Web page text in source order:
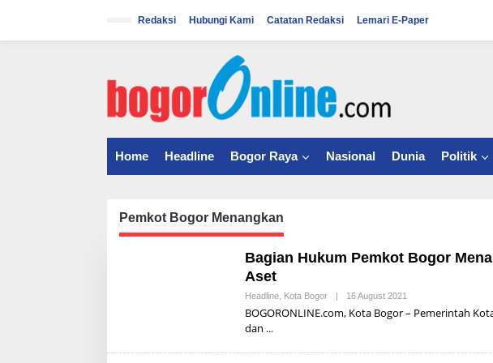
i
Redaksi Hubungi Kami Catatan Redaksi Lemari E-Paper
Home Headline Bogor Raya Nasional Dunia Politik
Pemkot Bogor Menangkan
Bagian Hukum Pemkot Bogor
Aset
Headline Kota Bogor | 16 August 2021
U
BOGORONLINE.com, Kota Bogor – Pemerintah
dan